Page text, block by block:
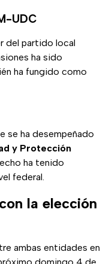
UDC
del partido local
ha sido
ha fungido como
se ha desempeñado
y Protección
ha tenido
federal.
la elección
ambas entidades en